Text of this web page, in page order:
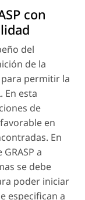
con
del
de la
permitir la
En esta
de
en
En
a
se debe
poder iniciar
especifican a